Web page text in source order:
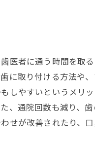
医者に通う時間を取
に取り付ける方法や
しやすいというメリ
、通院回数も減り、
せが改善されたり、